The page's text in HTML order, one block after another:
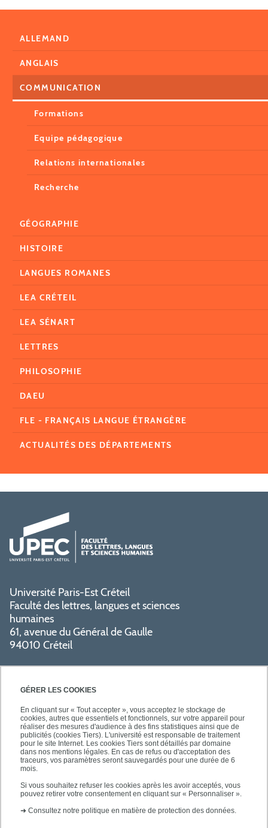
GÉRER LES COOKIES
En cliquant sur « Tout accepter », vous acceptez le stockage de
cookies, autres que essentiels et fonctionnels, sur votre appareil pour
réaliser des mesures d'audience à des fins statistiques ainsi que de
publicités (cookies Tiers). L'université est responsable de traitement
pour le site Internet. Les cookies Tiers sont détaillés par domaine
dans nos mentions légales. En cas de refus ou d'acceptation des
traceurs, vos paramètres seront sauvegardés pour une durée de 6
mois.
Si vous souhaitez refuser les cookies après les avoir acceptés, vous
pouvez retirer votre consentement en cliquant sur « Personnaliser ».
➜ Consultez notre politique en matière de protection des données.
ALLEMAND
ANGLAIS
COMMUNICATION
Formations
Equipe pédagogique
Relations internationales
Recherche
GÉOGRAPHIE
HISTOIRE
LANGUES ROMANES
LEA CRÉTEIL
LEA SÉNART
LETTRES
PHILOSOPHIE
DAEU
FLE - FRANÇAIS LANGUE ÉTRANGÈRE
ACTUALITÉS DES DÉPARTEMENTS
Université Paris-Est Créteil
Faculté des lettres, langues et sciences
humaines
61, avenue du Général de Gaulle
94010 Créteil
PRATIQUE
NOS FORMATIONS